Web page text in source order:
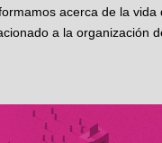
acerca de la
a la organización